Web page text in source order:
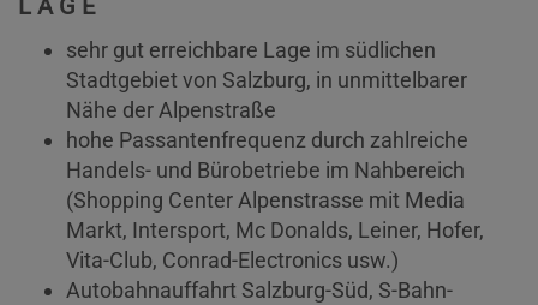
LAGE
sehr gut erreichbare Lage im südlichen
Stadtgebiet von Salzburg, in unmittelbarer
Nähe der Alpenstraße
hohe Passantenfrequenz durch zahlreiche
Handels- und Bürobetriebe im Nahbereich
(Shopping Center Alpenstrasse mit Media
Markt, Intersport, Mc Donalds, Leiner, Hofer,
Vita-Club, Conrad-Electronics usw.)
Autobahnauffahrt Salzburg-Süd, S-Bahn-